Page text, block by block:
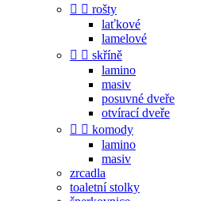
  rošty
laťkové
lamelové
  skříně
lamino
masiv
posuvné dveře
otvírací dveře
  komody
lamino
masiv
zrcadla
toaletní stolky